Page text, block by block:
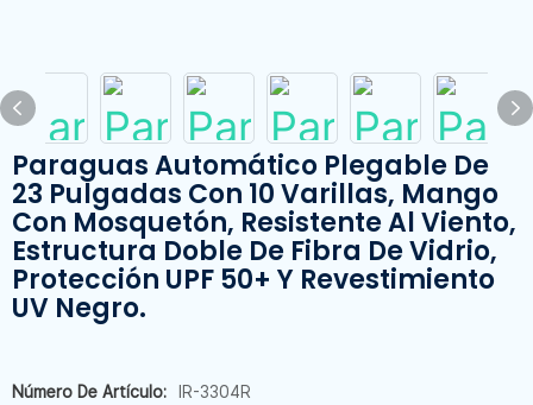
Paraguas Automático Plegable De
23 Pulgadas Con 10 Varillas, Mango
Con Mosquetón, Resistente Al Viento,
Estructura Doble De Fibra De Vidrio,
Protección UPF 50+ Y Revestimiento
UV Negro.
Número De Artículo: IR-3304R